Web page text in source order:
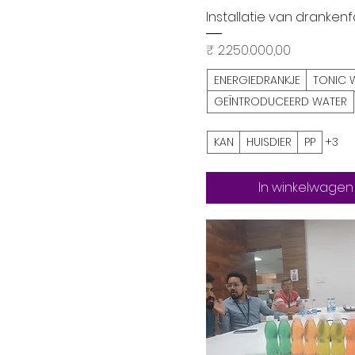
Snel overzicht
Installatie van
Prijs
₹ 2.250.000,00
ENERGIEDRANKJE
TONIC
GEÏNTRODUCEERD WATER
KAN HUISDIER PP +3
In winkelwagen